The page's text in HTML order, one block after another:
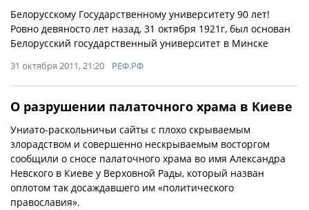
Белорусскому Государственному университету 90 лет!
Ровно девяносто лет назад, 31 октября 1921г, был основан
Белорусский государственный университет в Минске
31 октября 2011, 21:20 РЕФ.РФ
О разрушении палаточного храма в Киеве
Униато-раскольничьи сайты с плохо скрываемым
злорадством и совершенно нескрываемым восторгом
сообщили о сносе палаточного храма во имя Александра
Невского в Киеве у Верховной Рады, который назван
оплотом так досаждавшего им «политического
православия».